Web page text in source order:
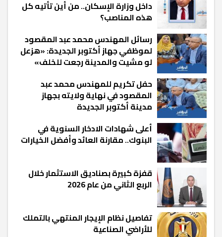
داخل وزارة الإسكان.. من أين تأتيه كل
هذه المناصب؟
رسائل المهندس محمد عبد المقصود
لموظفي جهاز أكتوبر الجديدة: «هزعل
لو مشيت والمدينة رجعت للخلف»
حفل تكريم للمهندس محمد عبد
المقصود في نهاية ولايته بجهاز
مدينة أكتوبر الجديدة
أعلى شهادات الادخار السنوية في
البنوك.. مقارنة العائد وأفضل الخيارات
قفزة كبيرة بصناديق الاستثمار خلال
الربع الثاني من عام 2026
تفاصيل نظام الإيجار المنتهي بالتملك
للأراضي الصناعية